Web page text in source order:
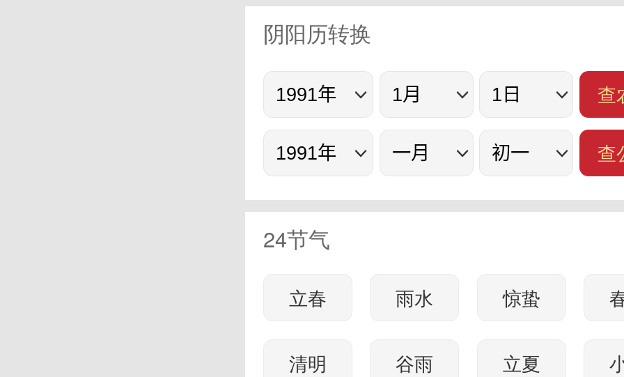
阴阳历转换
查
查
24节气
立春 雨水 惊蛰
清明 谷雨 立夏